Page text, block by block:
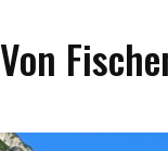
Von